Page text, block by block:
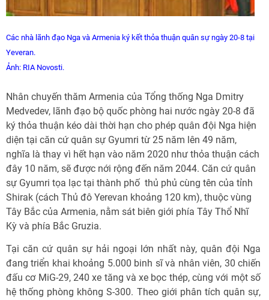
Các nhà lãnh đạo Nga và Armenia ký kết thỏa thuận quân sự ngày 20-8 tại
Yeveran.
Ảnh: RIA Novosti.
Nhân chuyến thăm Armenia của Tổng thống Nga Dmitry
Medvedev, lãnh đạo bộ quốc phòng hai nước ngày 20-8 đã
ký thỏa thuận kéo dài thời hạn cho phép quân đội Nga hiện
diện tại căn cứ quân sự Gyumri từ 25 năm lên 49 năm,
nghĩa là thay vì hết hạn vào năm 2020 như thỏa thuận cách
đây 10 năm, sẽ được nới rộng đến năm 2044. Căn cứ quân
sự Gyumri tọa lạc tại thành phố  thủ phủ cùng tên của tỉnh
Shirak (cách Thủ đô Yerevan khoảng 120 km), thuộc vùng
Tây Bắc của Armenia, nằm sát biên giới phía Tây Thổ Nhĩ
Kỳ và phía Bắc Gruzia.
Tại căn cứ quân sự hải ngoại lớn nhất này, quân đội Nga
đang triển khai khoảng 5.000 binh sĩ và nhân viên, 30 chiến
đấu cơ MiG-29, 240 xe tăng và xe bọc thép, cùng với một số
hệ thống phòng không S-300. Theo giới phân tích quân sự,